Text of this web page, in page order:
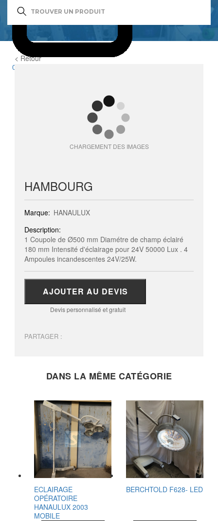
0
< Retour
CHARGEMENT DES IMAGES
HAMBOURG
Marque: HANAULUX
Description:
1 Coupole de Ø500 mm Diamétre de champ éclairé
180 mm Intensité d'éclairage pour 24V 50000 Lux . 4
Ampoules incandescentes 24V/25W.
AJOUTER AU DEVIS
Devis personnalisé et gratuit
PARTAGER :
DANS LA MÊME CATÉGORIE
ECLAIRAGE
OPÉRATOIRE
HANAULUX 2003
MOBILE
BERCHTOLD F628- LED